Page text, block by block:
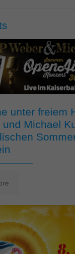
unter freiem
und Michael